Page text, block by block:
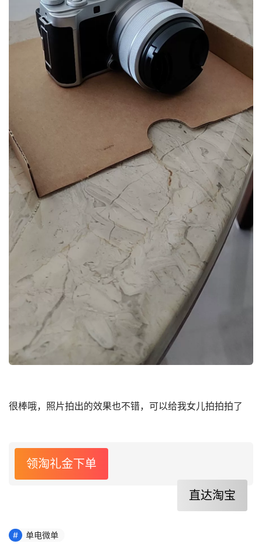
很棒哦，照片拍出的效果也不错，可以给我女儿拍拍拍了
领淘礼金下单
直达淘宝
单电微单